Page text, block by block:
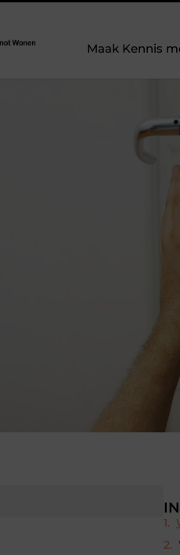
Maak Kennis